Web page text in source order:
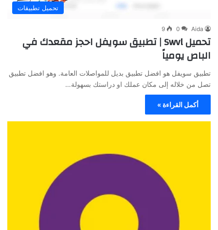
تحميل تطبيقات
Aida
0
9
تحميل Swvl | تطبيق سويفل احجز مقعدك في
الباص يومياً
تطبيق سويفل هو افضل تطبيق بديل للمواصلات العامة. وهو افضل تطبيق
تصل من خلاله إلى مكان عملك او دراستك بسهولة…
أكمل القراءة »